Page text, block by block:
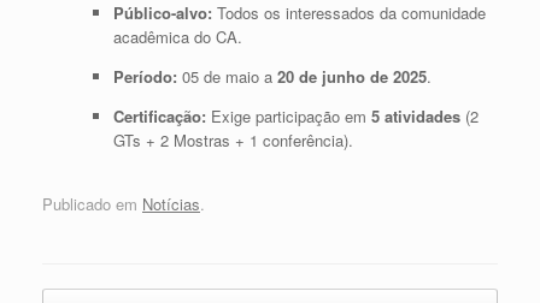
Público-alvo: Todos os interessados da comunidade
acadêmica do CA.
Período: 05 de maio a 20 de junho de 2025.
Certificação: Exige participação em 5 atividades(2
GTs + 2 Mostras + 1 conferência).
Publicado em Notícias.